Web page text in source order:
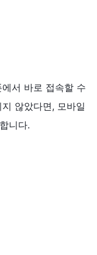
서 바로 접속할 수
않았다면, 모바일
니다.